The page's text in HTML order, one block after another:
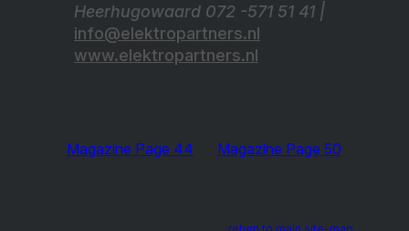
Heerhugowaard 072 -571 51 41 |
info@elektropartners.nl
www.elektropartners.nl
Magazine Page 44 Magazine Page 50